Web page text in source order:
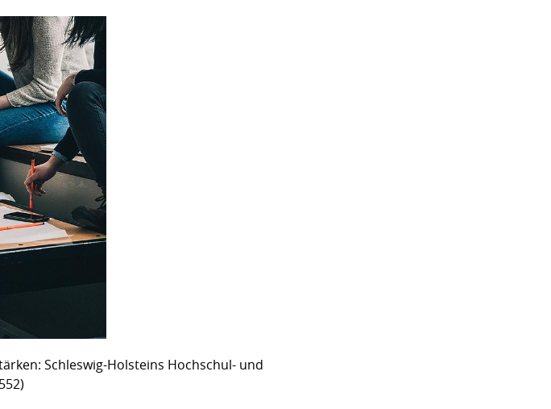
Schleswig-Holsteins Hochschul- und